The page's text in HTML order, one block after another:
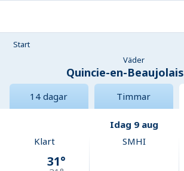
Start
Väder
Quincie-en-Beaujolais
14 dagar Timmar
Idag 9 aug
Klart
31°
SMHI